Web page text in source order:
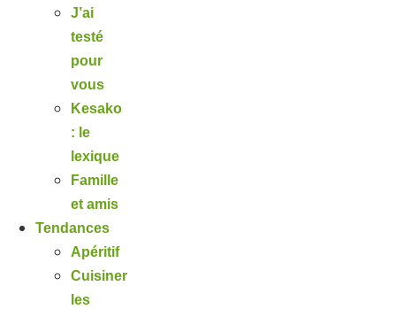
J’ai
testé
pour
vous
Kesako
: le
lexique
Famille
et amis
Tendances
Apéritif
Cuisiner
les